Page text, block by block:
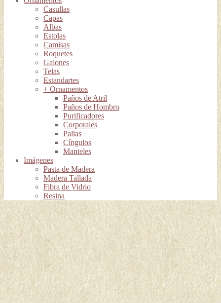
Casullas
Capas
Albas
Estolas
Camisas
Roquetes
Galones
Telas
Estandartes
+ Ornamentos
Paños de Atril
Paños de Hombro
Purificadores
Corporales
Palias
Cíngulos
Manteles
Imágenes
Pasta de Madera
Madera Tallada
Fibra de Vidrio
Resina